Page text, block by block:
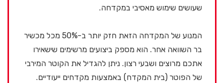
שעושים שימוש מאסיבי במקדחה.
המנוע של המקדחה הזאת חזק יותר ב-50% מכל מכשיר
בר השוואה אחר. הוא מספק ביצועים מרשימים שישאירו
אתכם מרוצים ושבעי רצון. ניתן להגדיל את הקוטר המירבי
של הפוטר (בית המקדח) באמצעות מקדחים ייעודיים.